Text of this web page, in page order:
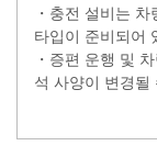
・충전 설비는
타입이 준비되어
・증편 운행 및
석 사양이 변경